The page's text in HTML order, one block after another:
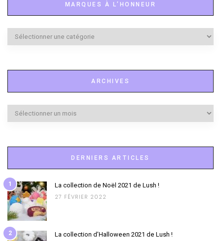
MARQUES À L’HONNEUR
Marques
ARCHIVES
Archives
DERNIERS ARTICLES
1 La collection de Noël 2021 de Lush !
27 FÉVRIER 2022
2 La collection d’Halloween 2021 de Lush !